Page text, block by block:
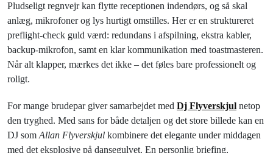
Pludseligt regnvejr kan flytte receptionen indendørs, og så skal
anlæg, mikrofoner og lys hurtigt omstilles. Her er en struktureret
preflight-check guld værd: redundans i afspilning, ekstra kabler,
backup-mikrofon, samt en klar kommunikation med toastmasteren.
Når alt klapper, mærkes det ikke – det føles bare professionelt og
roligt.
For mange brudepar giver samarbejdet med Dj Flyverskjul netop
den tryghed. Med sans for både detaljen og det store billede kan en
DJ som Allan Flyverskjul kombinere det elegante under middagen
med det eksplosive på dansegulvet. En personlig briefing,